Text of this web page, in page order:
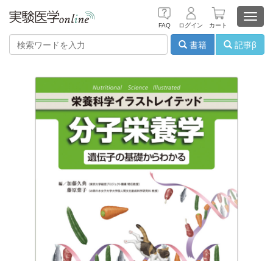
FAQ ログイン カート
書籍
記事β